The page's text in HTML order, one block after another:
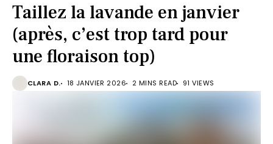
Taillez la lavande en janvier
(après, c’est trop tard pour
une floraison top)
CLARA D. 18 JANVIER 2026 2 MINS READ 91 VIEWS